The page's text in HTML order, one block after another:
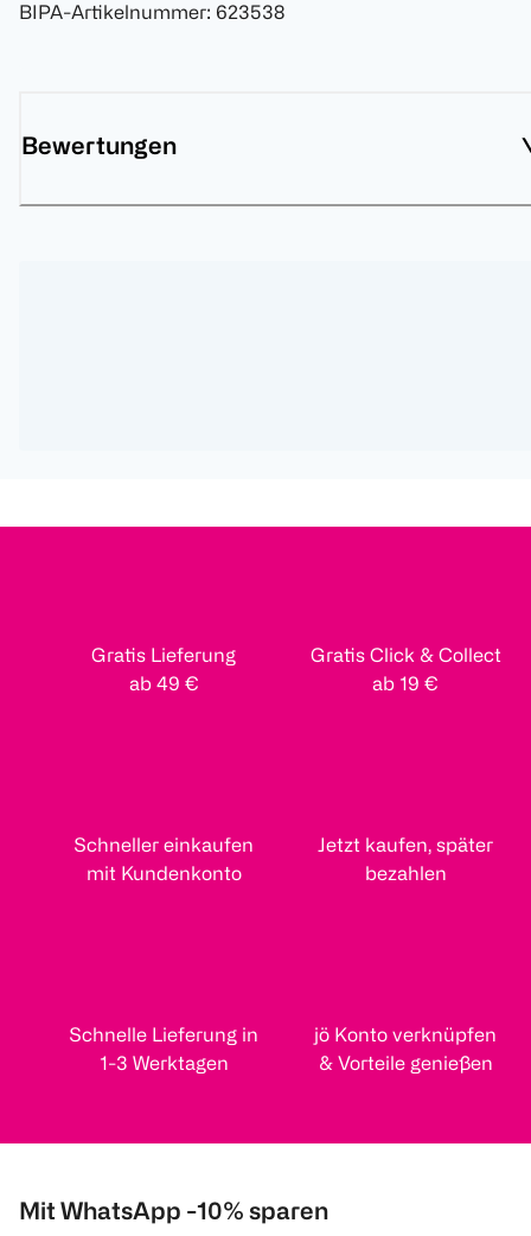
BIPA-Artikelnummer: 623538
Bewertungen
Gratis Lieferung
ab 49 €
Gratis Click & Collect
ab 19 €
Schneller einkaufen
mit Kundenkonto
Jetzt kaufen, später
bezahlen
Schnelle Lieferung in
1-3 Werktagen
jö Konto verknüpfen
& Vorteile genießen
Mit WhatsApp -10% sparen